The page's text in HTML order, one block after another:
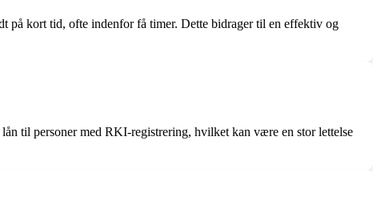
på kort tid, ofte indenfor få timer. Dette bidrager til en effektiv og
til personer med RKI-registrering, hvilket kan være en stor lettelse